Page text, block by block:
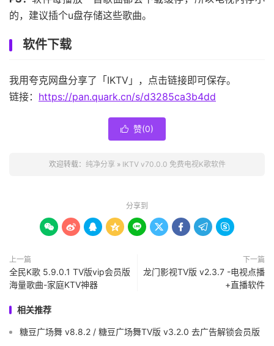
的，建议插个u盘存储这些歌曲。
软件下载
我用夸克网盘分享了「IKTV」，点击链接即可保存。
链接： https://pan.quark.cn/s/d3285ca3b4dd
 赞(0)
欢迎转载： 纯净分享 » IKTV v70.0.0 免费电视K歌软件
分享到
        
上一篇
全民K歌 5.9.0.1 TV版vip会员版
海量歌曲-家庭KTV神器
下一篇
龙门影视TV版 v2.3.7 -电视点播
+直播软件
相关推荐
糖豆广场舞 v8.8.2 / 糖豆广场舞TV版 v3.2.0 去广告解锁会员版